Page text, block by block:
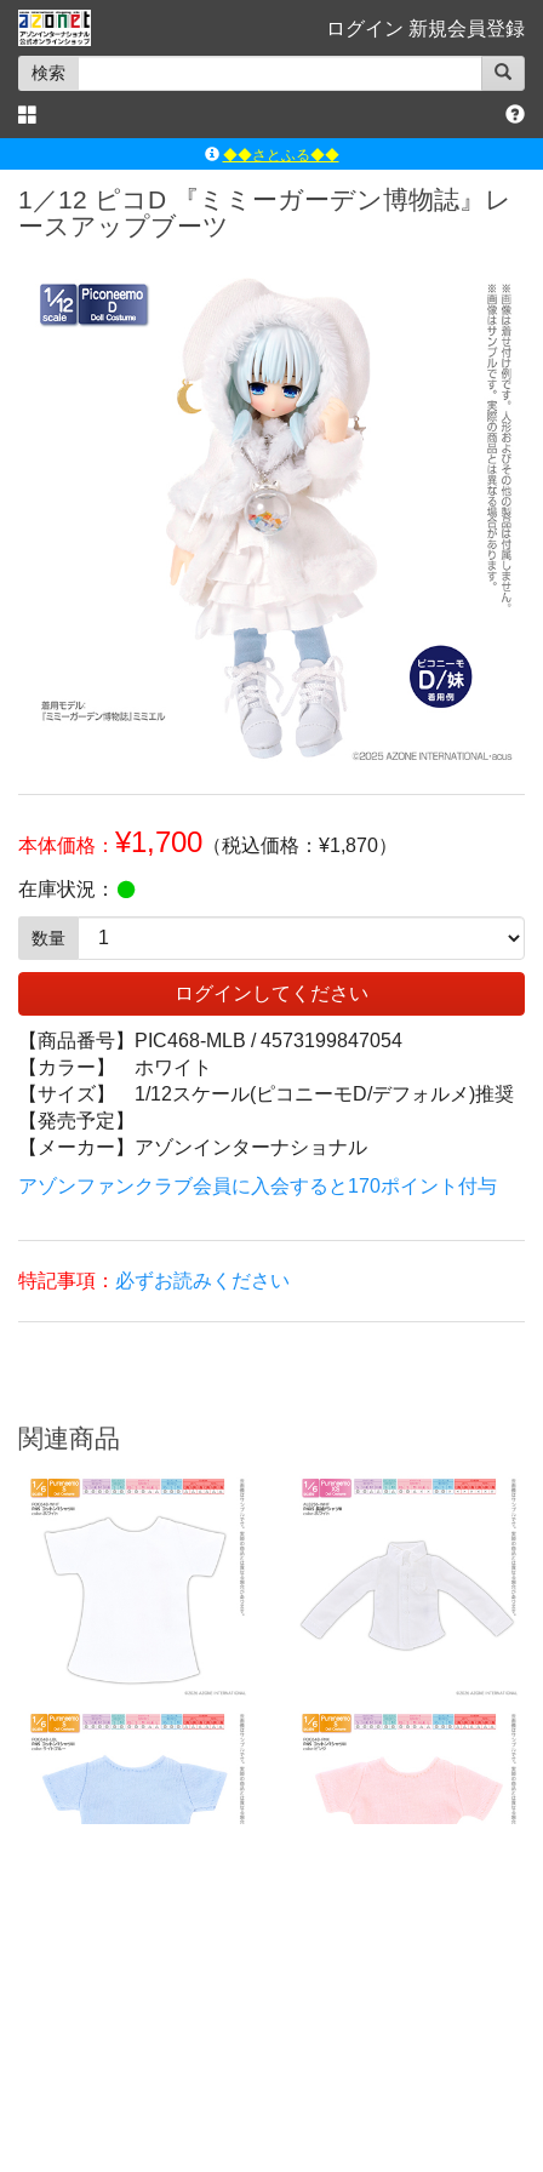
ログイン 新規会員登録
検索
◆◆さとふる◆◆
ｱｿﾞﾝﾚｰﾍﾞﾙｼｮｯﾌﾟ楽天市場店
アゾンダイレクトストア
よくあるご質問（Q&A）
1／12 ピコD 『ミミーガーデン博物誌』レ
ースアップブーツ
本体価格： ¥1,700 （税込価格：¥1,870）
在庫状況：
数量
ログインしてください
【商品番号】 PIC468-MLB /4573199847054
【カラー】
ホワイト
【サイズ】
1/12スケール(ピコニーモD/デフォルメ)推奨
【発売予定】
【メーカー】 アゾンインターナショナル
アゾンファンクラブ会員に入会すると170ポイント付与
特記事項： 必ずお読みください
関連商品